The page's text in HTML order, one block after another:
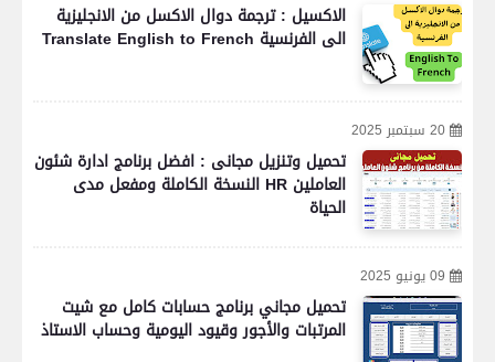
الاكسيل : ترجمة دوال الاكسل من الانجليزية
الى الفرنسية Translate English to French
20 سبتمبر 2025
تحميل وتنزيل مجانى : افضل برنامج ادارة شئون
العاملين HR النسخة الكاملة ومفعل مدى
الحياة
09 يونيو 2025
تحميل مجاني برنامج حسابات كامل مع شيت
المرتبات والأجور وقيود اليومية وحساب الاستاذ